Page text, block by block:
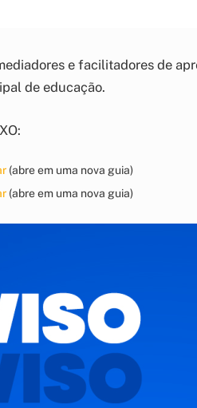
e facilitadores de
de educação.
(abre em uma nova guia)
(abre em uma nova guia)